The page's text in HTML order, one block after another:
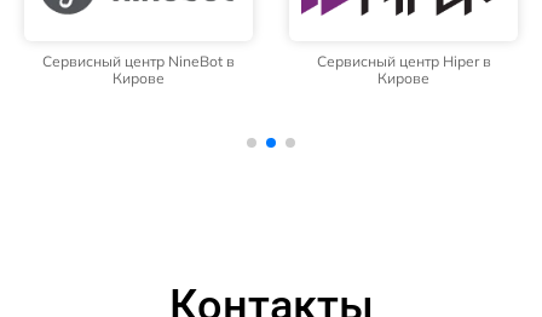
Сервисный центр NineBot в
Кирове
Сервисный центр Hiper в
Кирове
Контакты